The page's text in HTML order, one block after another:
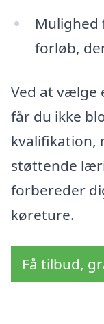
Mulighed
forløb,
Ved at vælge
får du ikke
kvalifikation,
støttende
forbereder
køreture.
Få tilbud,